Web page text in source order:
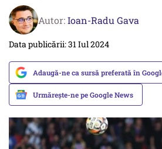
Autor:Ioan-Radu Gava
Data publicării: 31 Iul 2024
Adaugă-ne ca sursă preferată în
Urmărește-ne pe Google News